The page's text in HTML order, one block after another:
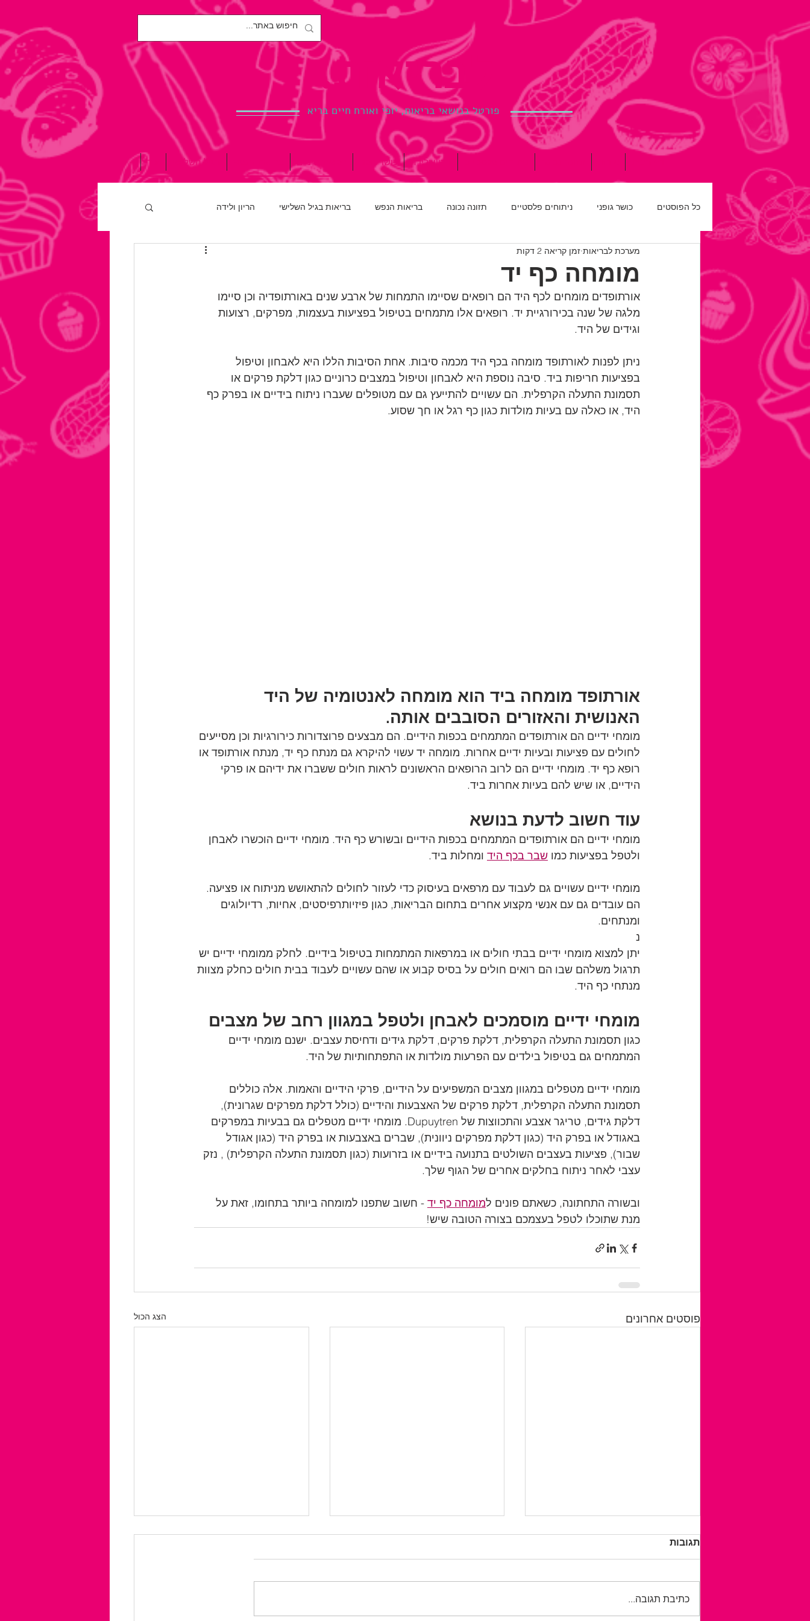
לבריאות.
פורטל בנושאי בריאות, יופי ואורח חיים בריא
הריון ולידה כושר גופני רפואת שיניים הגיל השלישי עוד
כל הפוסטים כושר גופני ניתוחים פלסטיים תזונה נכונה בריאות הנפש בריאות בגיל השלישי הריון ולידה
רפואת שיניים חדש על המדף
מומחה כף יד
מערכת לבריאות זמן קריאה 2 דקות
אורתופדים מומחים לכף היד הם רופאים שסיימו התמחות של ארבע שנים באורתופדיה וכן סיימו
מלגה של שנה בכירורגיית יד. רופאים אלו מתמחים בטיפול בפציעות בעצמות, מפרקים, רצועות
וגידים של היד.
ניתן לפנות לאורתופד מומחה בכף היד מכמה סיבות. אחת הסיבות הללו היא לאבחון וטיפול
בפציעות חריפות ביד. סיבה נוספת היא לאבחון וטיפול במצבים כרוניים כגון דלקת פרקים או
תסמונת התעלה הקרפלית. הם עשויים להתייעץ גם עם מטופלים שעברו ניתוח בידיים או בפרק כף
היד, או כאלה עם בעיות מולדות כגון כף רגל או חך שסוע.
אורתופד מומחה ביד הוא מומחה לאנטומיה של היד
האנושית והאזורים הסובבים אותה.
מומחי ידיים הם אורתופדים המתמחים בכפות הידיים. הם מבצעים פרוצדורות כירורגיות וכן מסייעים
לחולים עם פציעות ובעיות ידיים אחרות. מומחה יד עשוי להיקרא גם מנתח כף יד, מנתח אורתופד או
רופא כף יד. מומחי ידיים הם לרוב הרופאים הראשונים לראות חולים ששברו את ידיהם או פרקי
הידיים, או שיש להם בעיות אחרות ביד.
עוד חשוב לדעת בנושא
מומחי ידיים הם אורתופדים המתמחים בכפות הידיים ובשורש כף היד. מומחי ידיים הוכשרו לאבחן
ולטפל בפציעות כמו שבר בכף היד ומחלות ביד.
מומחי ידיים עשויים גם לעבוד עם מרפאים בעיסוק כדי לעזור לחולים להתאושש מניתוח או פציעה.
הם עובדים גם עם אנשי מקצוע אחרים בתחום הבריאות, כגון פיזיותרפיסטים, אחיות, רדיולוגים
ומנתחים.
נ
יתן למצוא מומחי ידיים בבתי חולים או במרפאות המתמחות בטיפול בידיים. לחלק ממומחי ידיים יש
תרגול משלהם שבו הם רואים חולים על בסיס קבוע או שהם עשויים לעבוד בבית חולים כחלק מצוות
מנתחי כף היד.
מומחי ידיים מוסמכים לאבחן ולטפל במגוון רחב של מצבים
כגון תסמונת התעלה הקרפלית, דלקת פרקים, דלקת גידים ודחיסת עצבים. ישנם מומחי ידיים
המתמחים גם בטיפול בילדים עם הפרעות מולדות או התפתחותיות של היד.
מומחי ידיים מטפלים במגוון מצבים המשפיעים על הידיים, פרקי הידיים והאמות. אלה כוללים
תסמונת התעלה הקרפלית, דלקת פרקים של האצבעות והידיים (כולל דלקת מפרקים שגרונית),
דלקת גידים, טריגר אצבע והתכווצות של Dupuytren. מומחי ידיים מטפלים גם בבעיות במפרקים
באגודל או בפרק היד (כגון דלקת מפרקים ניוונית), שברים באצבעות או בפרק היד (כגון אגודל
שבור), פציעות בעצבים השולטים בתנועה בידיים או בזרועות (כגון תסמונת התעלה הקרפלית) , נזק
עצבי לאחר ניתוח בחלקים אחרים של הגוף שלך.
ובשורה התחתונה, כשאתם פונים למומחה כף יד - חשוב שתפנו למומחה ביותר בתחומו, זאת על
מנת שתוכלו לטפל בעצמכם בצורה הטובה שיש!
פוסטים אחרונים הצג הכול
תגובות
כתיבת תגובה...